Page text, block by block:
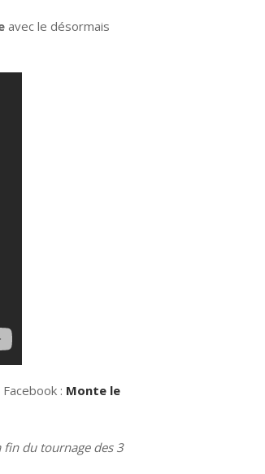
avec le désormais
: Monte le
du tournage des 3